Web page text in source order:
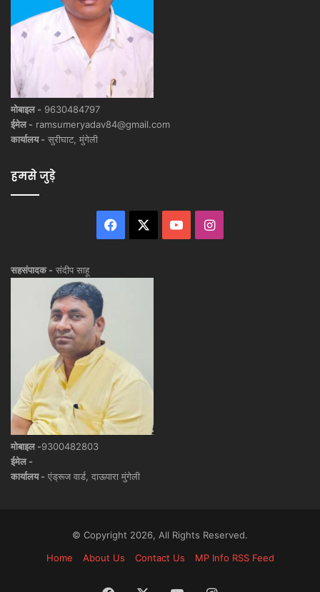
मोबाइल - 9630484797
ईमेल - ramsumeryadav84@gmail.com
कार्यालय - सुरीघाट, मुंगेली
हमसे जुड़े
Facebook YouTubeInstagram
सहसंपादक - संदीप साहू
मोबाइल -9300482803
ईमेल -
कार्यालय - एंड्रूज वार्ड, दाऊपारा मुंगेली
© Copyright 2026, All Rights Reserved.
Home
About Us Contact Us MP Info RSS Feed